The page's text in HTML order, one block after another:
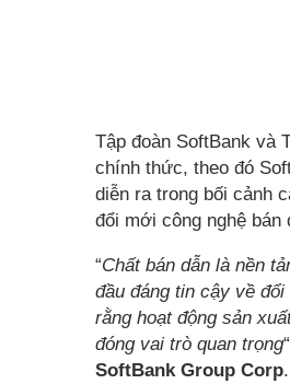
Tập đoàn SoftBank và
chính thức, theo đó
diễn ra trong bối cảnh
đổi mới công nghệ bán
“Chất bán dẫn là nền
đầu đáng tin cậy về
rằng hoạt động sản
đóng vai trò quan trọng
SoftBank Group Corp